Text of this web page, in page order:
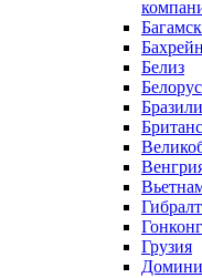
Бахрейн
Белиз
Гонконг
Грузия